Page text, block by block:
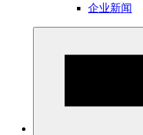
企业新闻